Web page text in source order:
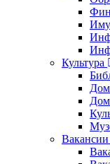
Культура
Дом
Вакансии